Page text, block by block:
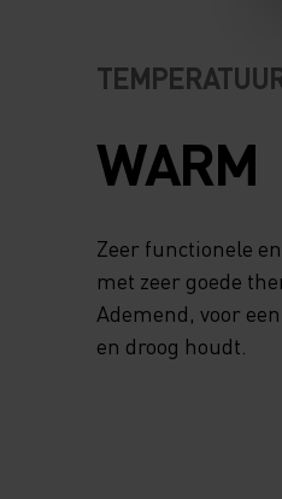
WARM
Zeer functionele
met zeer goede
Ademend, voor
en droog houdt.